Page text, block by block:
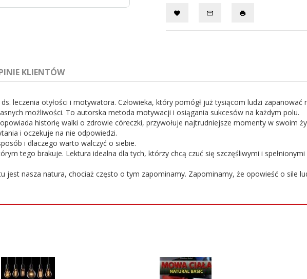
KLIENTÓW
leczenia otyłości i motywatora. Człowieka, który pomógł już tysiącom ludzi zapanować
możliwości. To autorska metoda motywacji i osiągania sukcesów na każdym polu.
historię walki o zdrowie córeczki, przywołuje najtrudniejsze momenty w swoim
i oczekuje na nie odpowiedzi.
i dlaczego warto walczyć o siebie.
tego brakuje. Lektura idealna dla tych, którzy chcą czuć się szczęśliwymi i
jest nasza natura, chociaż często o tym zapominamy. Zapominamy, że opowieść o sile